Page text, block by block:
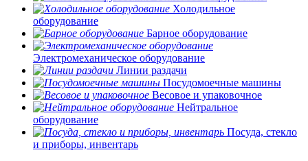
Холодильное
оборудование
Барное оборудование
Электромеханическое оборудование
Линии раздачи
Посудомоечные машины
Весовое и упаковочное
Нейтральное
оборудование
Посуда, стекло
и приборы, инвентарь